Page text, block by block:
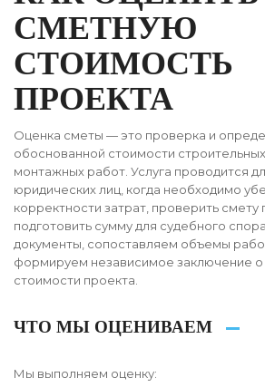
СМЕТНУЮ
СТОИМОСТЬ
ПРОЕКТА
Оценка сметы — это проверка и
обоснованной стоимости
монтажных работ. Услуга проводится
юридических лиц, когда необходимо
корректности затрат, проверить смету
подготовить сумму для судебного
документы, сопоставляем объемы
формируем независимое заключение о
стоимости проекта.
ЧТО МЫ ОЦЕНИВАЕМ
Мы выполняем оценку: